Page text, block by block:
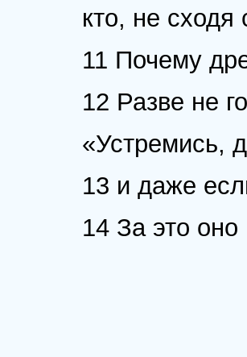
кто, не
11 Почему
12 Разве не
«Устремись,
13 и даже
14 За это